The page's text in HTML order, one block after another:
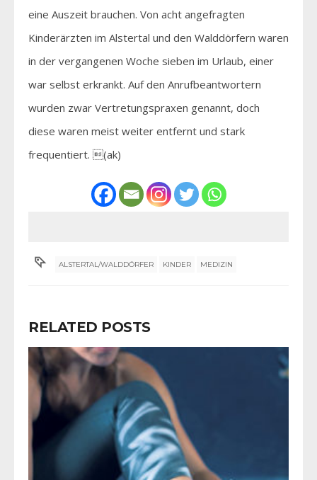
eine Auszeit brauchen. Von acht angefragten
Kinderärzten im Alstertal und den Walddörfern waren
in der vergangenen Woche sieben im Urlaub, einer
war selbst erkrankt. Auf den Anrufbeantwortern
wurden zwar Vertretungspraxen genannt, doch
diese waren meist weiter entfernt und stark
frequentiert. (ak)
ALSTERTAL/WALDDÖRFER KINDER MEDIZIN
RELATED POSTS